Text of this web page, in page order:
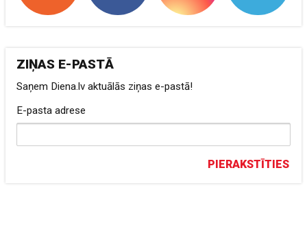
ZIŅAS E-PASTĀ
Saņem Diena.lv aktuālās ziņas e-pastā!
E-pasta adrese
PIERAKSTĪTIES